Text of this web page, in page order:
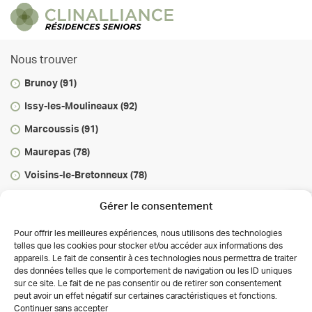
Gérer le consentement
Pour offrir les meilleures expériences, nous utilisons des technologies
telles que les cookies pour stocker et/ou accéder aux informations des
appareils. Le fait de consentir à ces technologies nous permettra de traiter
des données telles que le comportement de navigation ou les ID uniques
sur ce site. Le fait de ne pas consentir ou de retirer son consentement
peut avoir un effet négatif sur certaines caractéristiques et fonctions.
Continuer sans accepter
Publié le 01/06/23
Bonjour, La résidence Séniors de
aux personnes à mobilité réduite.
N’hésitez pas à contacter directement
l'établissement pour plus de précisions si
besoin, Clinalliance
Nous trouver
Brunoy (91)
Issy-les-Moulineaux (92)
Marcoussis (91)
Maurepas (78)
Voisins-le-Bretonneux (78)
Infos & conseils
Actualités
Autorisations des activités de soins
Déclaration de confidentialité (UE)
Conditions générales